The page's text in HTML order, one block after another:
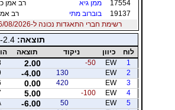
17554
ממן גיא רב אמן
19137
בוברוב מתי רב
רשימת חברי התאגדות נכונה ל-06/08/2026
תוצאה: -2.4
לוח כיוון ניקוד תוצאה
1
EW
-50
2.00
2
EW
130
-4.00
3
EW
420
0.00
4
EW
-100
5.00
5
EW
50
-6.00